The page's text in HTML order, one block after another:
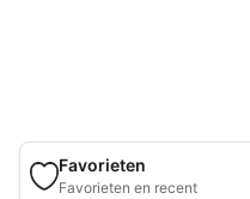
Favorieten
Favorieten en recent